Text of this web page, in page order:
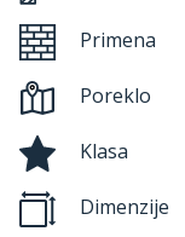
Primena
Poreklo
Klasa
Dimenzije